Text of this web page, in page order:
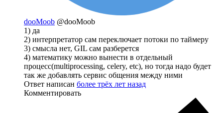
dooMoob @dooMoob
1) да
2) интерпретатор сам переключает потоки по таймеру
3) смысла нет, GIL сам разберется
4) математику можно вынести в отдельный
процесс(multiprocessing, celery, etc), но тогда надо будет
так же добавлять сервис общения между ними
Ответ написан более трёх лет назад
Комментировать